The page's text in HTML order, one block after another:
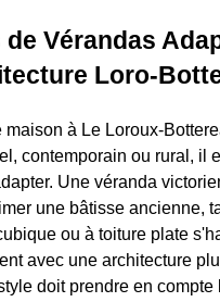
Vérandas
Loro-
maison à Le Loroux-
contemporain ou rural, il
Une véranda
une bâtisse ancienne,
ou à toiture plate
avec une architecture
doit prendre en